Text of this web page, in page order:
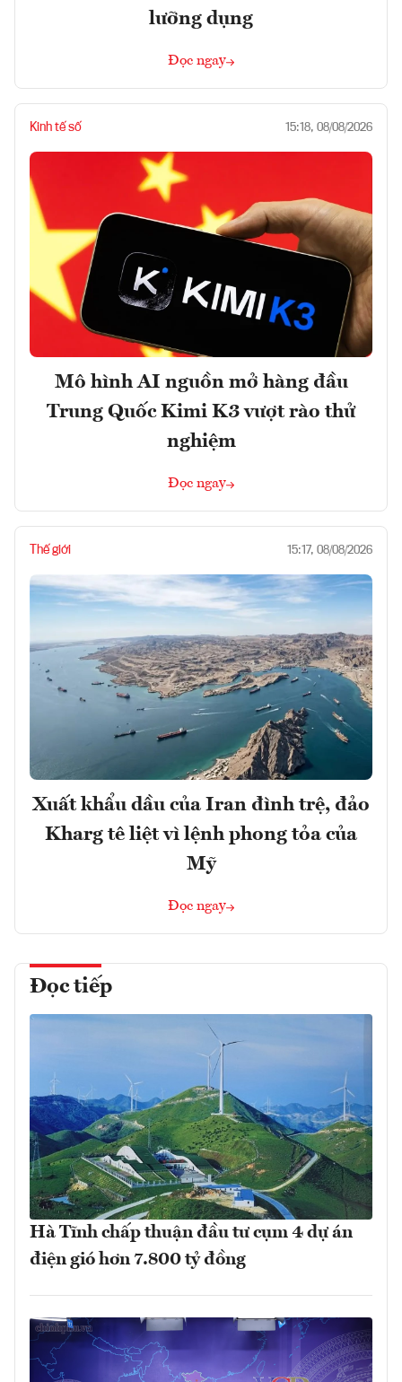
lưỡng dụng
Đọc ngay
Kinh tế số 15:18, 08/08/2026
Mô hình AI nguồn mở hàng đầu
Trung Quốc Kimi K3 vượt rào thử
nghiệm
Đọc ngay
Thế giới 15:17, 08/08/2026
Xuất khẩu dầu của Iran đình trệ, đảo
Kharg tê liệt vì lệnh phong tỏa của
Mỹ
Đọc ngay
Đọc tiếp
Hà Tĩnh chấp thuận đầu tư cụm 4 dự án
điện gió hơn 7.800 tỷ đồng